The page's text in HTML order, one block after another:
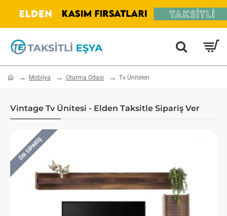
home Mobilya Oturma Odası Tv Üniteleri
Vintage Tv Ünitesi - Elden Taksitle Sipariş Ver
ÖN SIPARIŞ